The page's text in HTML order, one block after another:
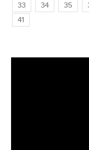
33
34 35
41